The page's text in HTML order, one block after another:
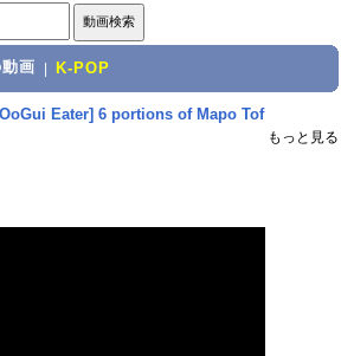
画 K-POP
Eater] 6 portions of Mapo Tof
もっと見る